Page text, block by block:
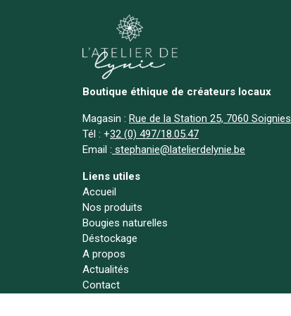
Boutique éthique de créateurs locaux
Magasin : Rue de la Station 25, 7060 Soignies
Tél : +32 (0) 497/18.05.47
Email : stephanie@latelierdelynie.be
Liens utiles
Accueil
Nos produits
Bougies naturelles
Déstockage
A propos
Actualités
Contact